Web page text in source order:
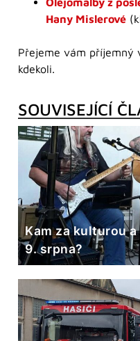
Hany Mislerové
Přejeme vám příjemný
kdekoli.
SOUVISEJÍCÍ
Kam za kulturou
9. srpna?